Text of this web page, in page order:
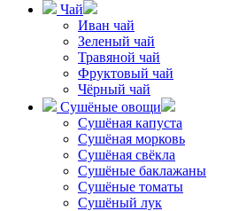
Чай
Иван чай
Зеленый чай
Травяной чай
Фруктовый чай
Чёрный чай
Сушёные овощи
Сушёная капуста
Сушёная морковь
Сушёная свёкла
Сушёные баклажаны
Сушёные томаты
Сушёный лук